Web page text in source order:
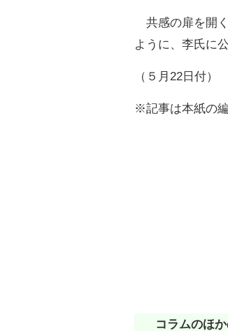
共感の扉を開
ように、李氏に
（５月22日付）
※記事は本紙の
コラムのほ